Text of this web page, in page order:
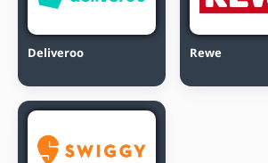
Deliveroo Rewe